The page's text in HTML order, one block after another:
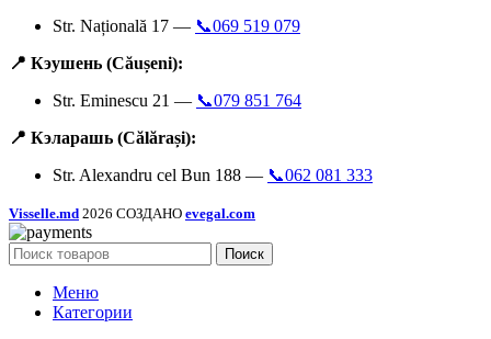
Str. Națională 17 — 📞069 519 079
📍 Кэушень (Căușeni):
Str. Eminescu 21 — 📞079 851 764
📍 Кэларашь (Călărași):
Str. Alexandru cel Bun 188 — 📞062 081 333
Visselle.md 2026 СОЗДАНО evegal.com
Поиск
Меню
Категории